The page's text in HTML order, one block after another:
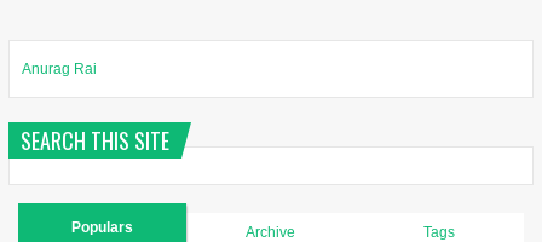
Anurag Rai
SEARCH THIS SITE
Populars Archive Tags